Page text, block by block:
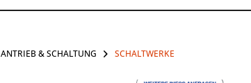
ANTRIEB & SCHALTUNG SCHALTWERKE